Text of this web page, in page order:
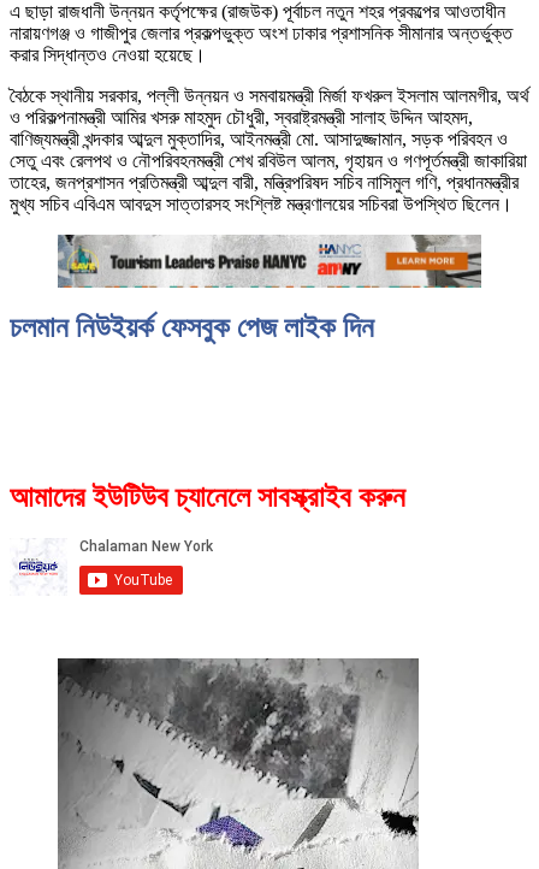
এ ছাড়া রাজধানী উন্নয়ন কর্তৃপক্ষের (রাজউক) পূর্বাচল নতুন শহর প্রকল্পের আওতাধীন
নারায়ণগঞ্জ ও গাজীপুর জেলার প্রকল্পভুক্ত অংশ ঢাকার প্রশাসনিক সীমানার অন্তর্ভুক্ত
করার সিদ্ধান্তও নেওয়া হয়েছে।
বৈঠকে স্থানীয় সরকার, পল্লী উন্নয়ন ও সমবায়মন্ত্রী মির্জা ফখরুল ইসলাম আলমগীর, অর্থ
ও পরিকল্পনামন্ত্রী আমির খসরু মাহমুদ চৌধুরী, স্বরাষ্ট্রমন্ত্রী সালাহ উদ্দিন আহমদ,
বাণিজ্যমন্ত্রী খন্দকার আব্দুল মুক্তাদির, আইনমন্ত্রী মো. আসাদুজ্জামান, সড়ক পরিবহন ও
সেতু এবং রেলপথ ও নৌপরিবহনমন্ত্রী শেখ রবিউল আলম, গৃহায়ন ও গণপূর্তমন্ত্রী জাকারিয়া
তাহের, জনপ্রশাসন প্রতিমন্ত্রী আব্দুল বারী, মন্ত্রিপরিষদ সচিব নাসিমুল গণি, প্রধানমন্ত্রীর
মুখ্য সচিব এবিএম আবদুস সাত্তারসহ সংশ্লিষ্ট মন্ত্রণালয়ের সচিবরা উপস্থিত ছিলেন।
চলমান নিউইয়র্ক ফেসবুক পেজ লাইক দিন
আমাদের ইউটিউব চ্যানেলে সাবস্ক্রাইব করুন